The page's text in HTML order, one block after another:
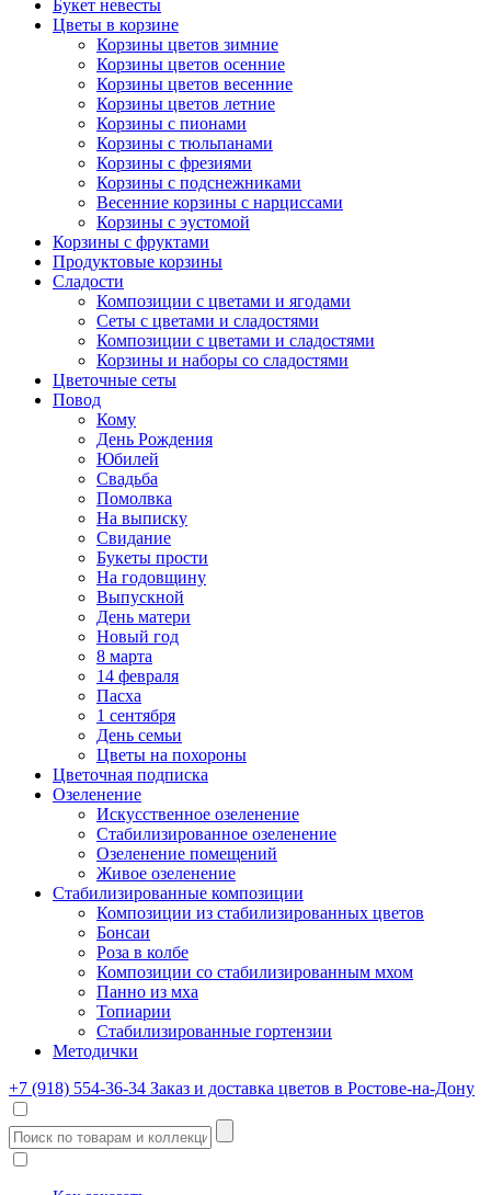
Букет невесты
Цветы в корзине
Корзины цветов зимние
Корзины цветов осенние
Корзины цветов весенние
Корзины цветов летние
Корзины с пионами
Корзины с тюльпанами
Корзины с фрезиями
Корзины с подснежниками
Весенние корзины с нарциссами
Корзины с эустомой
Корзины с фруктами
Продуктовые корзины
Сладости
Композиции с цветами и ягодами
Сеты с цветами и сладостями
Композиции с цветами и сладостями
Корзины и наборы со сладостями
Цветочные сеты
Повод
Кому
День Рождения
Юбилей
Свадьба
Помолвка
На выписку
Свидание
Букеты прости
На годовщину
Выпускной
День матери
Новый год
8 марта
14 февраля
Пасха
1 сентября
День семьи
Цветы на похороны
Цветочная подписка
Озеленение
Искусственное озеленение
Стабилизированное озеленение
Озеленение помещений
Живое озеленение
Стабилизированные композиции
Композиции из стабилизированных цветов
Бонсаи
Роза в колбе
Композиции со стабилизированным мхом
Панно из мха
Топиарии
Стабилизированные гортензии
Методички
+7 (918) 554-36-34 Заказ и доставка цветов в Ростове-на-Дону